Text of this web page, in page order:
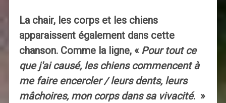
La chair, les corps et les chiens
apparaissent également dans cette
chanson. Comme la ligne, « Pour tout ce
que j'ai causé, les chiens commencent à
me faire encercler / leurs dents, leurs
mâchoires, mon corps dans sa vivacité. »